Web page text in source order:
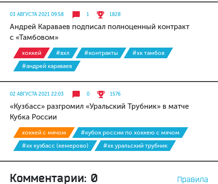
03 АВГУСТА 2021 09:58 1 1828
Андрей Караваев подписал полноценный контракт
с «Тамбовом»
хоккей #вхл #контракты
#хк тамбов
#андрей караваев
02 АВГУСТА 2021 22:03 0 1576
«Кузбасс» разгромил «Уральский Трубник» в матче
Кубка России
хоккей с мячом
#кубок россии по хоккею с мячом
#хк кузбасс (кемерово)
#хк уральский трубник
Комментарии: 0 Правила